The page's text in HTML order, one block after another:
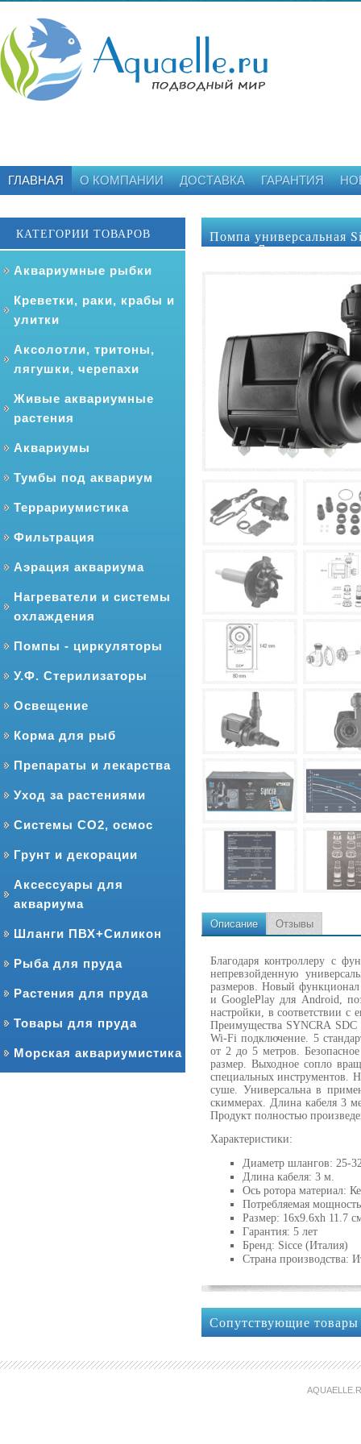
ГЛАВНАЯ О КОМПАНИИ ДОСТАВКА ГАРАНТИЯ
КАТЕГОРИИ ТОВАРОВ
Аквариумные рыбки
Креветки, раки, крабы и
улитки
Аксолотли, тритоны,
лягушки, черепахи
Живые аквариумные
растения
Аквариумы
Тумбы под аквариум
Террариумистика
Фильтрация
Аэрация аквариума
Нагреватели и системы
охлаждения
Помпы - циркуляторы
У.Ф. Стерилизаторы
Освещение
Корма для рыб
Препараты и лекарства
Уход за растениями
Системы CO2, осмос
Грунт и декорации
Аксессуары для
аквариума
Шланги ПВХ+Силикон
Рыба для пруда
Растения для пруда
Товары для пруда
Морская аквариумистика
Помпа универсальная
подъем 7 м
Описание Отзывы
Благодаря контроллеру с
непревзойденную
размеров. Новый
и GooglePlay для Android,
настройки, в соответствии
Преимущества SYNCRA SDC
Wi-Fi подключение. 5
от 2 до 5 метров.
размер. Выходное сопло
специальных инструментов.
суше. Универсальна в
скиммерах. Длина кабеля 3
Продукт полностью
Характеристики:
Диаметр шлангов: 25-
Длина кабеля: 3 м.
Ось ротора материал:
Потребляемая
Размер: 16x9.6xh 11.7
Гарантия: 5 лет
Бренд: Sicce (Италия)
Страна производства:
Сопутствующие товары